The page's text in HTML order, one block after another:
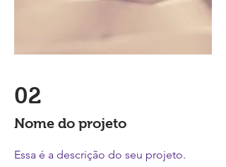
02
Nome do projeto
Essa é a descrição do seu projeto.